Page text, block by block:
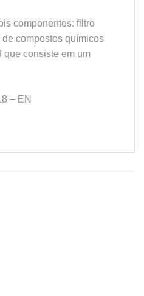
componentes: filtro
compostos químicos
que consiste em um
– EN